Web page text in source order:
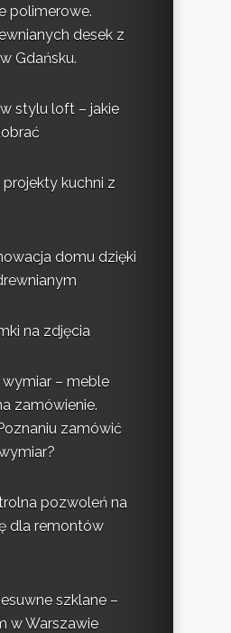
polimerowe.
desek z
Gdańsku.
stylu loft – jakie
kuchni z
domu dzięki
na zdjęcia
wymiar – meble
zamówienie.
zamówić
pozwoleń na
dla remontów
szklane –
w Warszawie